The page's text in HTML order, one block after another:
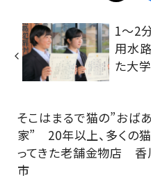
1～2
用水
た大
そこはまるで猫の”おば
家” 20年以上、多くの
ってきた老舗金物店 香
市